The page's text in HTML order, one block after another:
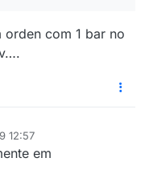
com 1 bar no
12:57
em